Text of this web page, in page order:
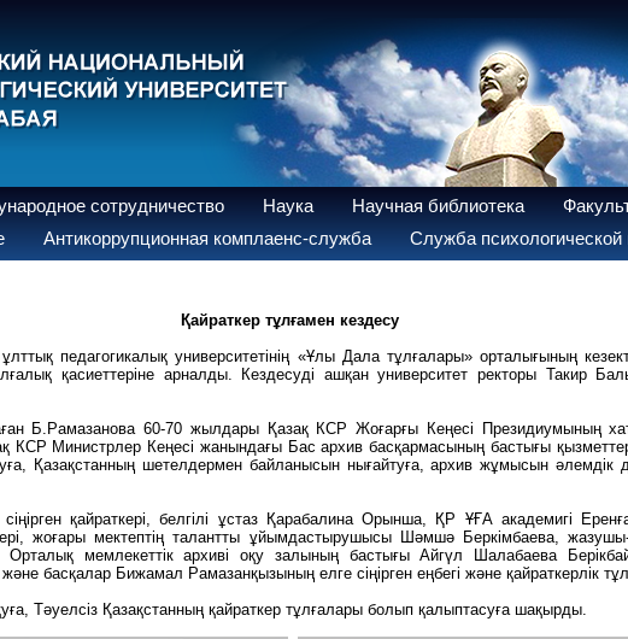
сотрудничество Наука Научная библиотека
Антикоррупционная комплаенс-служба Служба
Қайраткер тұлғамен кездесу
педагогикалық университетінің «Ұлы Дала тұлғалары» орталығының
қасиеттеріне арналды. Кездесуді ашқан университет ректоры Такир
Б.Рамазанова 60-70 жылдары Қазақ КСР Жоғарғы Кеңесі Президиумының
КСР Министрлер Кеңесі жанындағы Бас архив басқармасының бастығы
Қазақстанның шетелдермен байланысын нығайтуға, архив жұмысын әлемдік
қайраткері, белгілі ұстаз Қарабалина Орынша, ҚР ҰҒА академигі
жоғары мектептің талантты ұйымдастырушысы Шәмшә Беркімбаева,
мемлекеттік архиві оқу залының бастығы Айгүл Шалабаева
басқалар Бижамал Рамазанқызының елге сіңірген еңбегі және қайраткерлік
Тәуелсіз Қазақстанның қайраткер тұлғалары болып қалыптасуға шақырды.